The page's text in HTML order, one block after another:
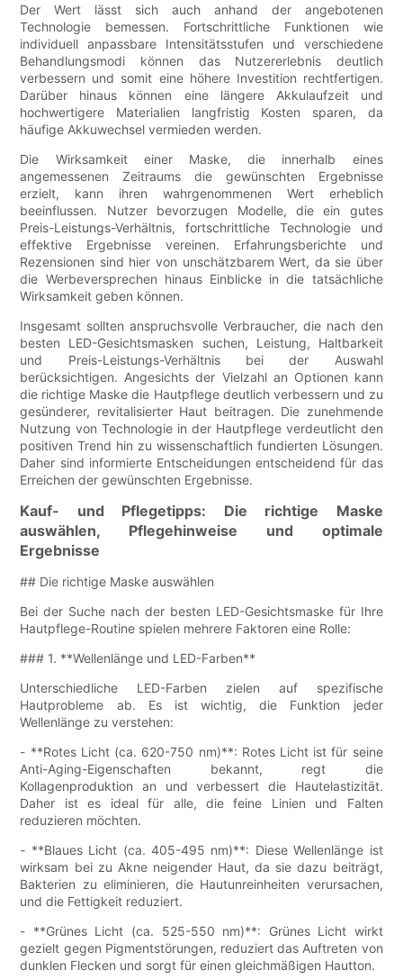
Der Wert lässt sich auch anhand der angebotenen
Technologie bemessen. Fortschrittliche Funktionen wie
individuell anpassbare Intensitätsstufen und verschiedene
Behandlungsmodi können das Nutzererlebnis deutlich
verbessern und somit eine höhere Investition rechtfertigen.
Darüber hinaus können eine längere Akkulaufzeit und
hochwertigere Materialien langfristig Kosten sparen, da
häufige Akkuwechsel vermieden werden.
Die Wirksamkeit einer Maske, die innerhalb eines
angemessenen Zeitraums die gewünschten Ergebnisse
erzielt, kann ihren wahrgenommenen Wert erheblich
beeinflussen. Nutzer bevorzugen Modelle, die ein gutes
Preis-Leistungs-Verhältnis, fortschrittliche Technologie und
effektive Ergebnisse vereinen. Erfahrungsberichte und
Rezensionen sind hier von unschätzbarem Wert, da sie über
die Werbeversprechen hinaus Einblicke in die tatsächliche
Wirksamkeit geben können.
Insgesamt sollten anspruchsvolle Verbraucher, die nach den
besten LED-Gesichtsmasken suchen, Leistung, Haltbarkeit
und Preis-Leistungs-Verhältnis bei der Auswahl
berücksichtigen. Angesichts der Vielzahl an Optionen kann
die richtige Maske die Hautpflege deutlich verbessern und zu
gesünderer, revitalisierter Haut beitragen. Die zunehmende
Nutzung von Technologie in der Hautpflege verdeutlicht den
positiven Trend hin zu wissenschaftlich fundierten Lösungen.
Daher sind informierte Entscheidungen entscheidend für das
Erreichen der gewünschten Ergebnisse.
Kauf- und Pflegetipps: Die richtige Maske
auswählen, Pflegehinweise und optimale
Ergebnisse
## Die richtige Maske auswählen
Bei der Suche nach der besten LED-Gesichtsmaske für Ihre
Hautpflege-Routine spielen mehrere Faktoren eine Rolle:
### 1. **Wellenlänge und LED-Farben**
Unterschiedliche LED-Farben zielen auf spezifische
Hautprobleme ab. Es ist wichtig, die Funktion jeder
Wellenlänge zu verstehen:
- **Rotes Licht (ca. 620-750 nm)**: Rotes Licht ist für seine
Anti-Aging-Eigenschaften bekannt, regt die
Kollagenproduktion an und verbessert die Hautelastizität.
Daher ist es ideal für alle, die feine Linien und Falten
reduzieren möchten.
- **Blaues Licht (ca. 405-495 nm)**: Diese Wellenlänge ist
wirksam bei zu Akne neigender Haut, da sie dazu beiträgt,
Bakterien zu eliminieren, die Hautunreinheiten verursachen,
und die Fettigkeit reduziert.
- **Grünes Licht (ca. 525-550 nm)**: Grünes Licht wirkt
gezielt gegen Pigmentstörungen, reduziert das Auftreten von
dunklen Flecken und sorgt für einen gleichmäßigen Hautton.